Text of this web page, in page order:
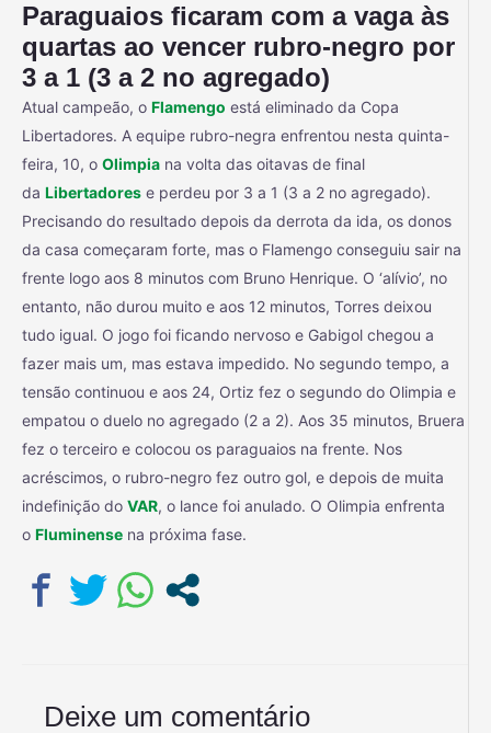
Paraguaios ficaram com a vaga às
quartas ao vencer rubro-negro por
3 a 1 (3 a 2 no agregado)
Atual campeão, o Flamengo está eliminado da Copa
Libertadores. A equipe rubro-negra enfrentou nesta quinta-
feira, 10, o Olimpia na volta das oitavas de final
da Libertadores e perdeu por 3 a 1 (3 a 2 no agregado).
Precisando do resultado depois da derrota da ida, os donos
da casa começaram forte, mas o Flamengo conseguiu sair na
frente logo aos 8 minutos com Bruno Henrique. O ‘alívio’, no
entanto, não durou muito e aos 12 minutos, Torres deixou
tudo igual. O jogo foi ficando nervoso e Gabigol chegou a
fazer mais um, mas estava impedido. No segundo tempo, a
tensão continuou e aos 24, Ortiz fez o segundo do Olimpia e
empatou o duelo no agregado (2 a 2). Aos 35 minutos, Bruera
fez o terceiro e colocou os paraguaios na frente. Nos
acréscimos, o rubro-negro fez outro gol, e depois de muita
indefinição do VAR, o lance foi anulado. O Olimpia enfrenta
o Fluminense na próxima fase.
Deixe um comentário